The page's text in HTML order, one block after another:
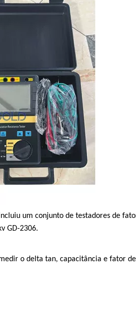
um conjunto de testadores de
GD-2306.
o delta tan, capacitância e fator